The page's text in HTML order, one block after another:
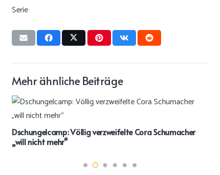
Mehr ähnliche Beiträge
Dschungelcamp: Völlig verzweifelte Cora Schumacher
„will nicht mehr“